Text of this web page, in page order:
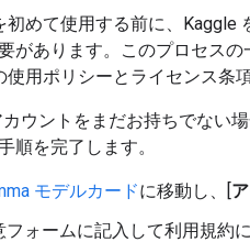
初めて使用する前に、Kaggle
があります。このプロセス
使用ポリシーとライセンス条
ウントをまだお持ちでない場
順を完了します。
モデルカードに移動し、[
フォームに記入して利用規約